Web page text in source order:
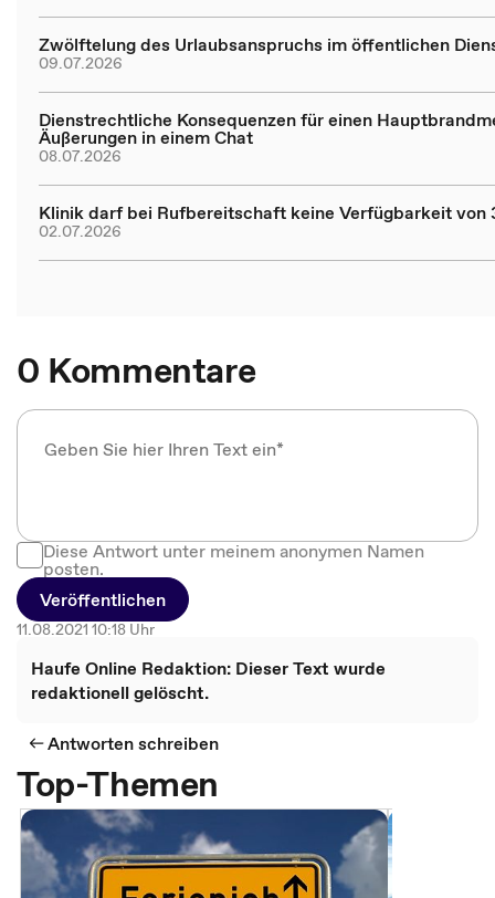
Zwölftelung des Urlaubsanspruchs im öffentlichen
09.07.2026
Dienstrechtliche Konsequenzen für einen
Äußerungen in einem Chat
08.07.2026
Klinik darf bei Rufbereitschaft keine Verfügbarkeit von
02.07.2026
0 Kommentare
Diese Antwort unter meinem anonymen Namen
posten.
Veröffentlichen
11.08.2021 10:18 Uhr
Haufe Online Redaktion: Dieser Text wurde
redaktionell gelöscht.
Antworten schreiben
Top-Themen